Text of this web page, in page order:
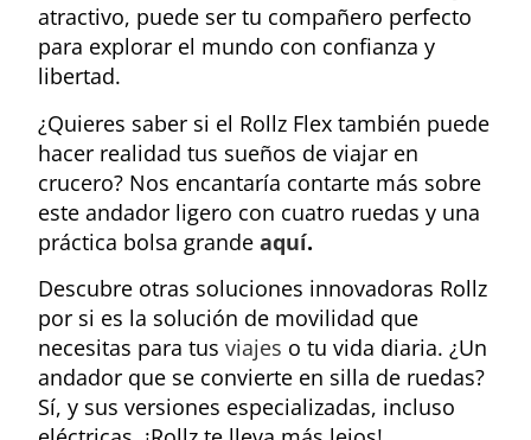
atractivo, puede ser tu compañero perfecto
para explorar el mundo con confianza y
libertad.
¿Quieres saber si el Rollz Flex también puede
hacer realidad tus sueños de viajar en
crucero? Nos encantaría contarte más sobre
este andador ligero con cuatro ruedas y una
práctica bolsa grandeaquí.
Descubre otras soluciones innovadoras Rollz
por si es la solución de movilidad que
necesitas para tusviajes o tu vida diaria. ¿Un
andador que se convierte en silla de ruedas?
Sí, y sus versiones especializadas, incluso